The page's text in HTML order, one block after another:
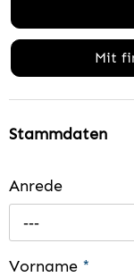
Mit
Stammdaten
Anrede
---
Vorname *